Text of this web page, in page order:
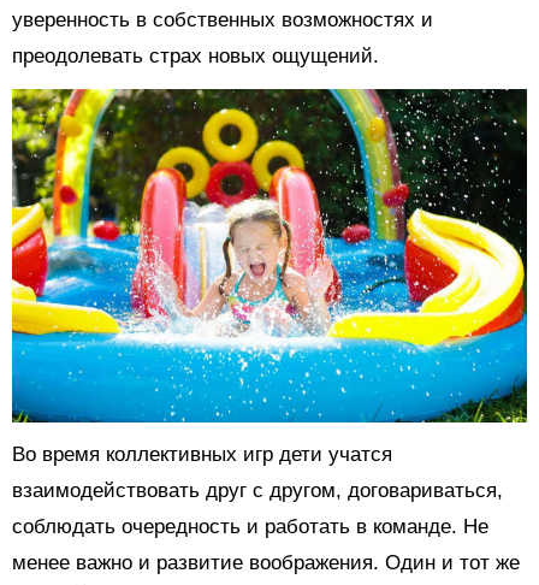
уверенность в собственных возможностях и
преодолевать страх новых ощущений.
Во время коллективных игр дети учатся
взаимодействовать друг с другом, договариваться,
соблюдать очередность и работать в команде. Не
менее важно и развитие воображения. Один и тот же